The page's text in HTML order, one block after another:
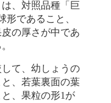
、対照品種「巨
であること、
の厚さが中であ
て、幼しょうの
、若葉裏面の葉
、果粒の形1が